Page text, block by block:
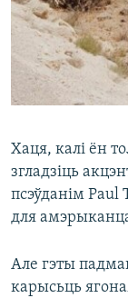
Хаця, калі ён
згладзіць
псэўданім
для
Але гэты
карысьць